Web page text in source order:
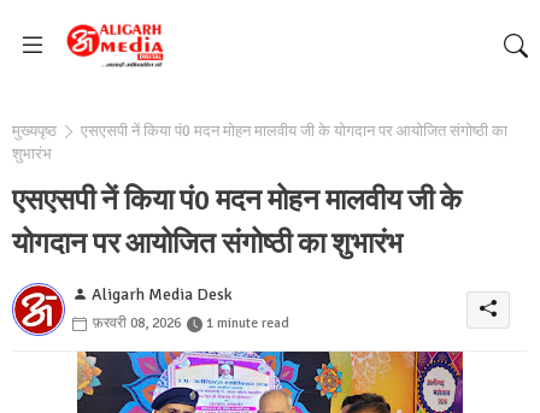
मुख्यपृष्ठ
एसएसपी नें किया पं0 मदन मोहन मालवीय जी के योगदान पर आयोजित संगोष्ठी का
शुभारंभ
एसएसपी नें किया पं0 मदन मोहन मालवीय जी के
योगदान पर आयोजित संगोष्ठी का शुभारंभ
Aligarh Media Desk
फ़रवरी 08, 2026 1 minute read